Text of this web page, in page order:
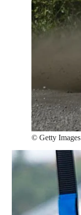
© Getty Images